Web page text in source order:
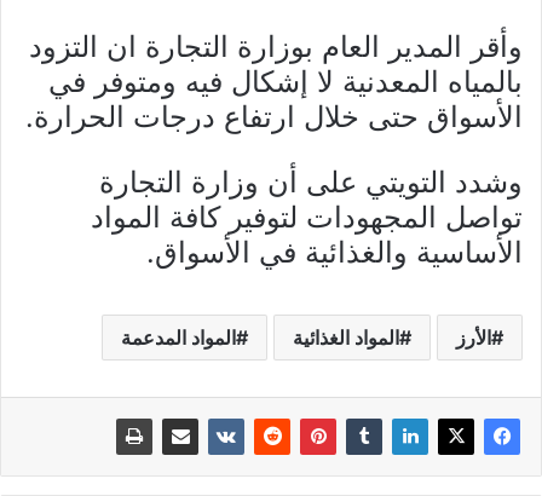
وأقر المدير العام بوزارة التجارة ان التزود
بالمياه المعدنية لا إشكال فيه ومتوفر في
الأسواق حتى خلال ارتفاع درجات الحرارة.
وشدد التويتي على أن وزارة التجارة
تواصل المجهودات لتوفير كافة المواد
الأساسية والغذائية في الأسواق.
الأرز المواد الغذائية المواد المدعمة